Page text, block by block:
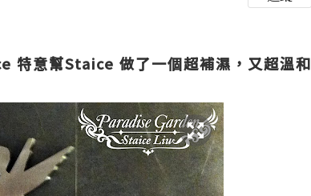
特意幫Staice 做了一個超補濕，又超溫和